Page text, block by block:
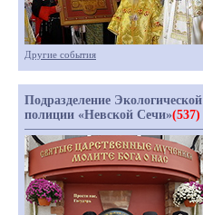
Другие события
Подразделение Экологической
полиции «Невской Сечи»(537)